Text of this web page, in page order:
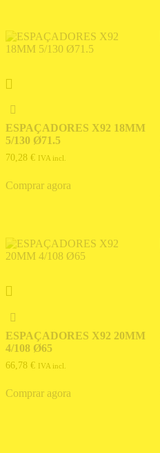
ESPAÇADORES X92 18MM
5/130 Ø71.5
70,28 € IVA incl.
Comprar agora
ESPAÇADORES X92 20MM
4/108 Ø65
66,78 € IVA incl.
Comprar agora